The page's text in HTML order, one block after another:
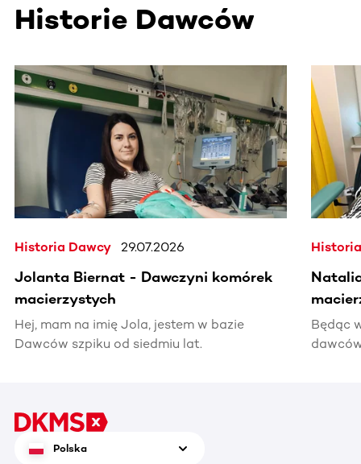
Historie Dawców
Ta sekcja zawiera treści przewijane w poziomie. Użyj
Historia Dawcy 29.07.2026
Jolanta Biernat - Dawczyni komórek
macierzystych
Hej, mam na imię Jola, jestem w bazie
Dawców szpiku od siedmiu lat.
Będąc
Polska